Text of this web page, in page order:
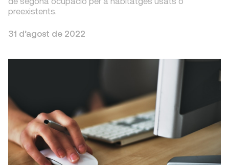
preexistents.
31 d’agost de 2022